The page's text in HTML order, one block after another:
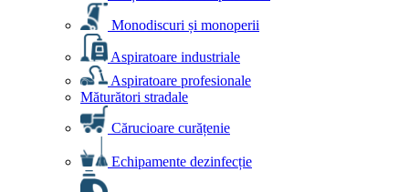
Monodiscuri și monoperii
Aspiratoare industriale
Aspiratoare profesionale
Măturători stradale
Cărucioare curățenie
Echipamente dezinfecție